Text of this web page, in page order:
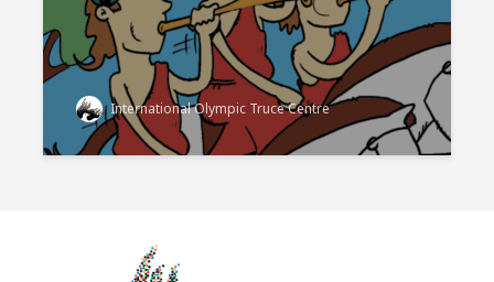
International Olympic Truce Centre